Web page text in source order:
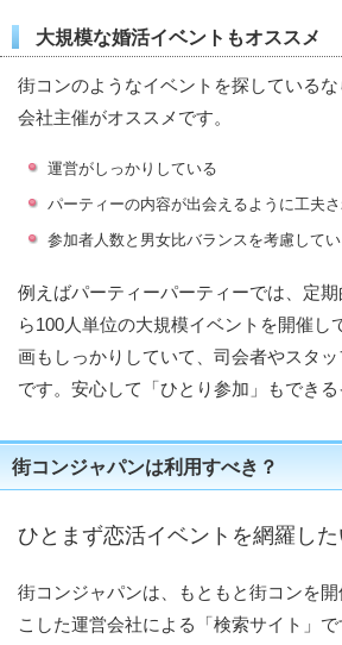
大規模な婚活イベントもオススメ
街コンのようなイベントを探している
会社主催がオススメです。
運営がしっかりしている
パーティーの内容が出会えるように工夫
参加者人数と男女比バランスを考慮して
例えばパーティーパーティーでは、定
ら100人単位の大規模イベントを開催し
画もしっかりしていて、司会者やスタ
です。安心して「ひとり参加」もできる
街コンジャパンは利用すべき？
ひとまず恋活イベントを網羅し
街コンジャパンは、もともと街コンを
こした運営会社による「検索サイト」